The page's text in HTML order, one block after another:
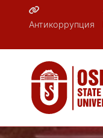
Антикоррупция